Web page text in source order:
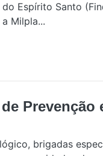
Espírito Santo
Milpla...
Prevenção
brigadas